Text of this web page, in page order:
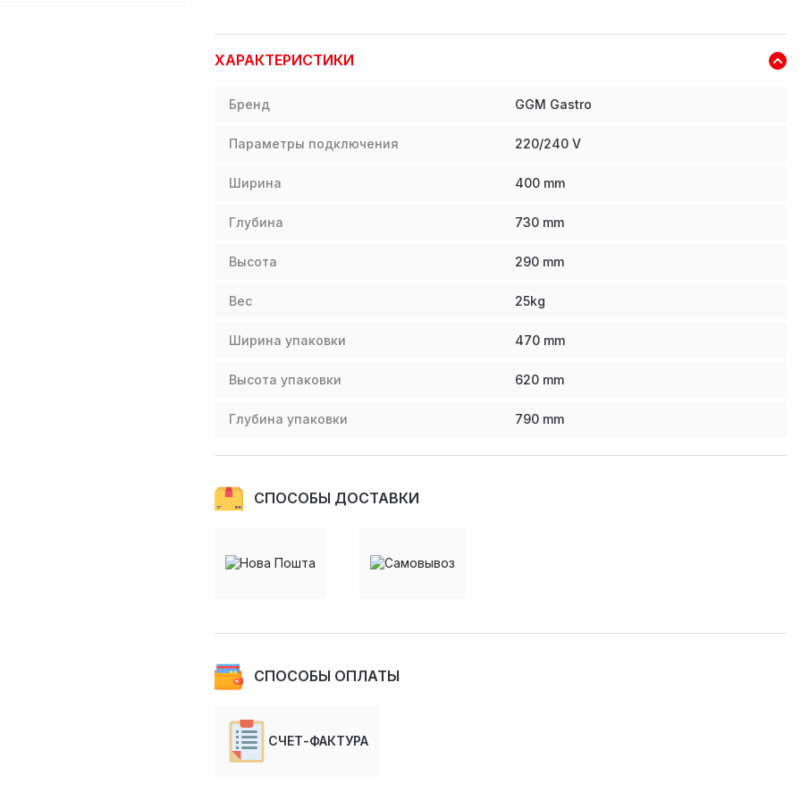
ХАРАКТЕРИСТИКИ
Бренд GGM Gastro
Параметры подключения 220/240 V
Ширина 400 mm
Глубина 730 mm
Высота 290 mm
Вес 25kg
Ширина упаковки 470 mm
Высота упаковки 620 mm
Глубина упаковки 790 mm
СПОСОБЫ ДОСТАВКИ
СПОСОБЫ ОПЛАТЫ
СЧЕТ-ФАКТУРА